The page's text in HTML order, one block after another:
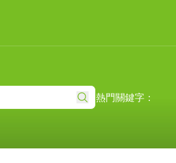
熱門關鍵字：